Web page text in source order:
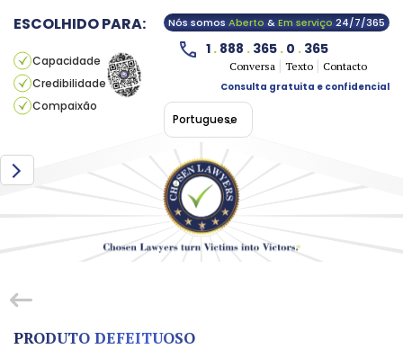
ESCOLHIDO PARA:
Capacidade
Credibilidade
Compaixão
Nós somosAberto&Em serviço24/7/365
1 . 888 . 365 . 0 . 365
Conversa Texto
Contacto
Consulta gratuita e confidencial
Portuguese
PRODUTO DEFEITUOSO